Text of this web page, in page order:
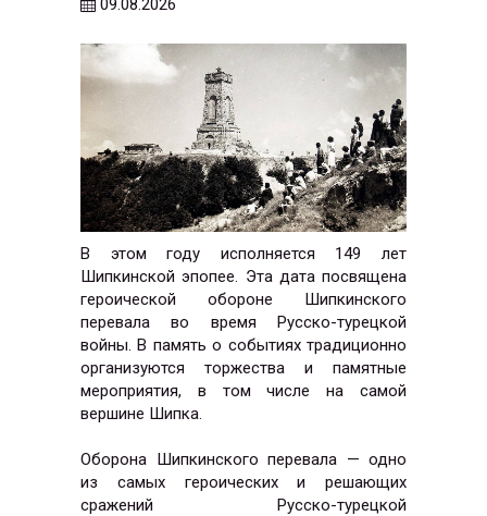
09.08.2026
В этом году исполняется 149 лет
Шипкинской эпопее. Эта дата посвящена
героической обороне Шипкинского
перевала во время Русско-турецкой
войны. В память о событиях традиционно
организуются торжества и памятные
мероприятия, в том числе на самой
вершине Шипка.
Оборона Шипкинского перевала — одно
из самых героических и решающих
сражений Русско-турецкой